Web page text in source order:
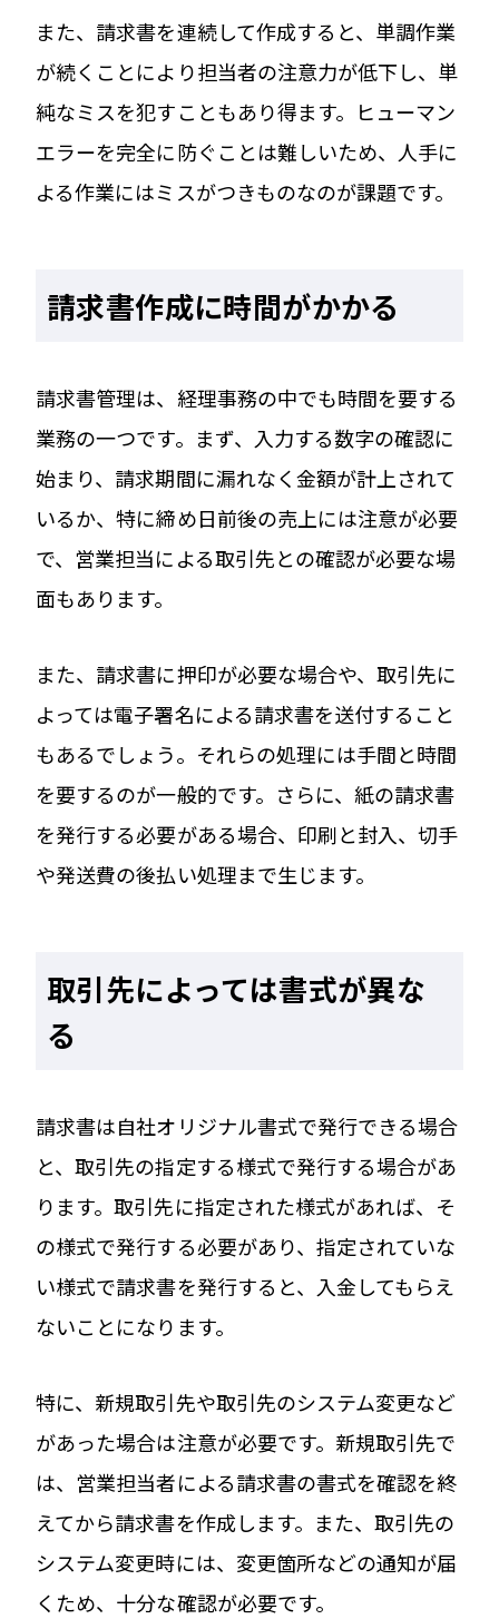
また、請求書を連続して作成すると、単調作業
が続くことにより担当者の注意力が低下し、単
純なミスを犯すこともあり得ます。ヒューマン
エラーを完全に防ぐことは難しいため、人手に
よる作業にはミスがつきものなのが課題です。
請求書作成に時間がかかる
請求書管理は、経理事務の中でも時間を要する
業務の一つです。まず、入力する数字の確認に
始まり、請求期間に漏れなく金額が計上されて
いるか、特に締め日前後の売上には注意が必要
で、営業担当による取引先との確認が必要な場
面もあります。
また、請求書に押印が必要な場合や、取引先に
よっては電子署名による請求書を送付すること
もあるでしょう。それらの処理には手間と時間
を要するのが一般的です。さらに、紙の請求書
を発行する必要がある場合、印刷と封入、切手
や発送費の後払い処理まで生じます。
取引先によっては書式が異な
る
請求書は自社オリジナル書式で発行できる場合
と、取引先の指定する様式で発行する場合があ
ります。取引先に指定された様式があれば、そ
の様式で発行する必要があり、指定されていな
い様式で請求書を発行すると、入金してもらえ
ないことになります。
特に、新規取引先や取引先のシステム変更など
があった場合は注意が必要です。新規取引先で
は、営業担当者による請求書の書式を確認を終
えてから請求書を作成します。また、取引先の
システム変更時には、変更箇所などの通知が届
くため、十分な確認が必要です。